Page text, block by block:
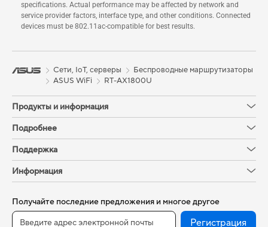
specifications. Actual performance may be affected by network and
service provider factors, interface type, and other conditions. Connected
devices must be 802.11ac-compatible for best results.
Сети, IoT, серверы
Беспроводные маршрутизаторы
ASUS WiFi
RT-AX1800U
Продукты и информация
Подробнее
Поддержка
Информация
Получайте последние предложения и многое другое
Регистрация